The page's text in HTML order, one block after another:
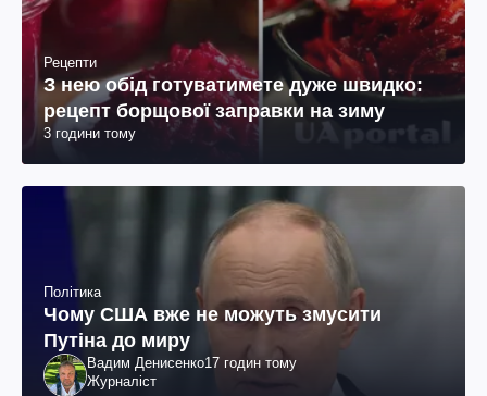
Рецепти
З нею обід готуватимете дуже швидко:
рецепт борщової заправки на зиму
3 години тому
Політика
Чому США вже не можуть змусити
Путіна до миру
Вадим Денисенко17 годин тому
Журналіст